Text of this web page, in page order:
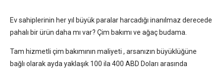
Ev sahiplerinin her yıl büyük paralar harcadığı inanılmaz derecede
pahalı bir ürün daha mı var? Çim bakımı ve ağaç budama.
Tam hizmetli çim bakımının maliyeti , arsanızın büyüklüğüne
bağlı olarak ayda yaklaşık 100 ila 400 ABD Doları arasında